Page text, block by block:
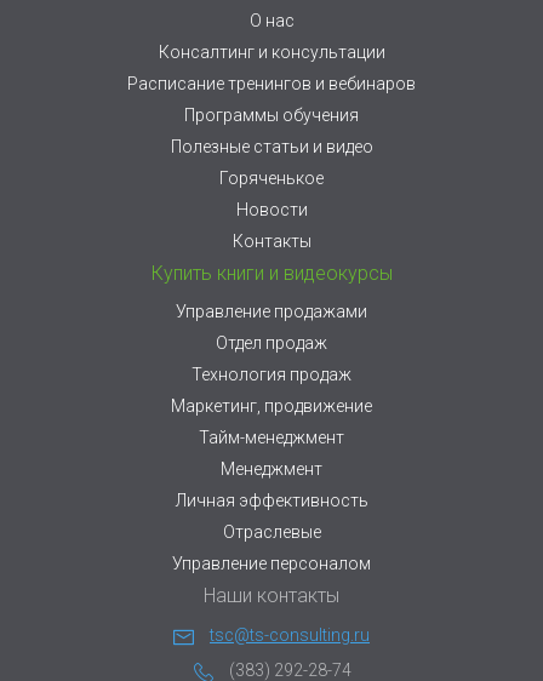
О нас
Консалтинг и консультации
Расписание тренингов и вебинаров
Программы обучения
Полезные статьи и видео
Горяченькое
Новости
Контакты
Купить книги и видеокурсы
Управление продажами
Отдел продаж
Технология продаж
Маркетинг, продвижение
Тайм-менеджмент
Менеджмент
Личная эффективность
Отраслевые
Управление персоналом
Наши контакты
tsc@ts-consulting.ru
(383) 292-28-74